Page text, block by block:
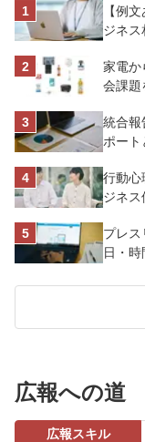
【例文
ジネス
家電か
会課題
統合報
ポート
行動心
ジネス
プレス
日・時
広報への道
広報スキル